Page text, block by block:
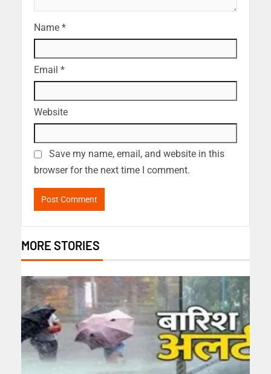
Name *
Email *
Website
Save my name, email, and website in this
browser for the next time I comment.
MORE STORIES